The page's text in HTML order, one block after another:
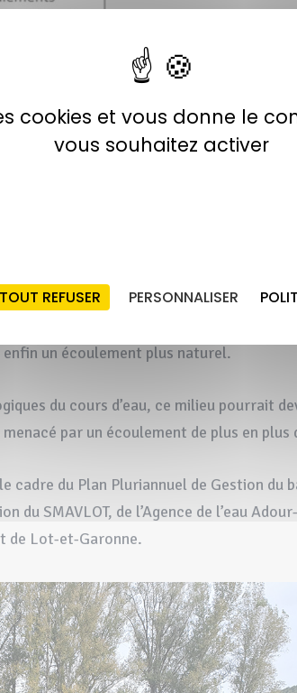
cookies et vous donne le
vous souhaitez activer
TOUT REFUSER PERSONNALISER
un écoulement plus naturel.
du cours d’eau, ce milieu pourrait
par un écoulement de plus en plus
du Plan Pluriannuel de Gestion du
SMAVLOT, de l’Agence de l’eau Adour-
de Lot-et-Garonne.